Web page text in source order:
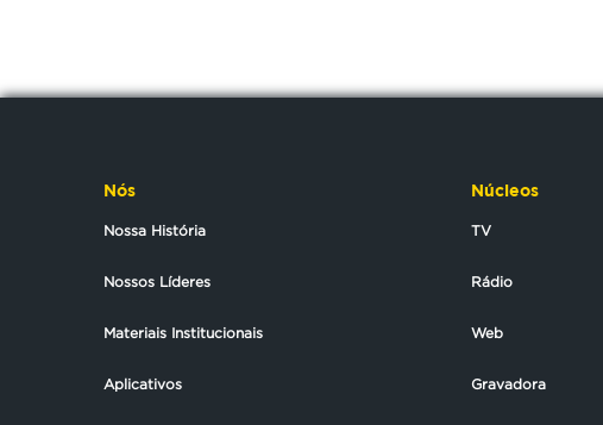
Nós
Nossa História
Nossos Líderes
Materiais Institucionais
Aplicativos
Núcleos
TV
Rádio
Web
Gravadora